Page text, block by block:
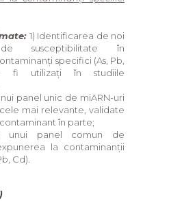
1) Identificarea de noi
susceptibilitate în
specifici (As, Pb,
fi utilizați în studiile
panel unic de miARN-uri
mai relevante, validate
în parte;
unui panel comun de
la contaminanții
Cd).